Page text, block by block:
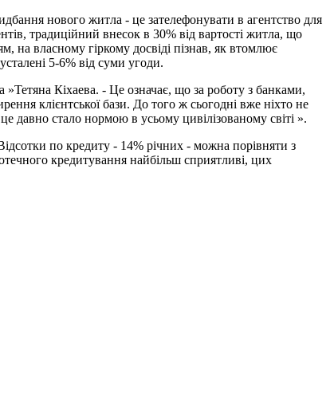
нового житла - це зателефонувати в агентство для
традиційний внесок в 30% від вартості житла, що
на власному гіркому досвіді пізнав, як втомлює
5-6% від суми угоди.
»Тетяна Кіхаева. - Це означає, що за роботу з банками,
клієнтської бази. До того ж сьогодні вже ніхто не
давно стало нормою в усьому цивілізованому світі ».
по кредиту - 14% річних - можна порівняти з
кредитування найбільш сприятливі, цих